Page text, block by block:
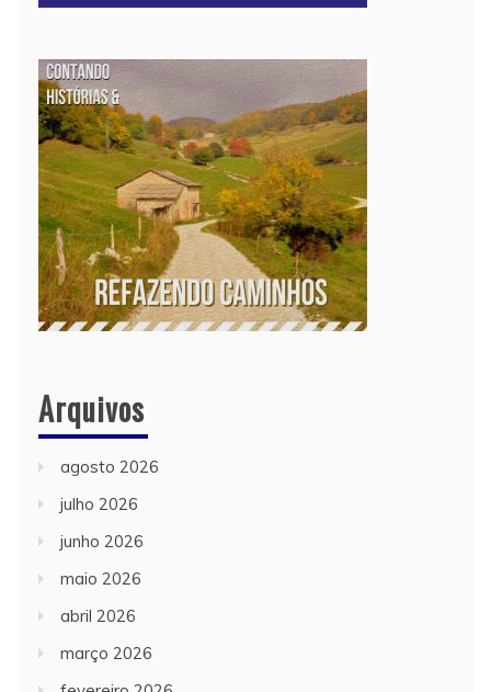
Arquivos
agosto 2026
julho 2026
junho 2026
maio 2026
abril 2026
março 2026